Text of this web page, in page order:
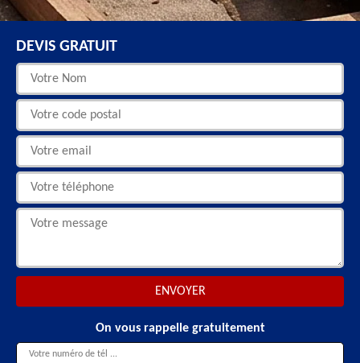
DEVIS GRATUIT
On vous rappelle gratuitement